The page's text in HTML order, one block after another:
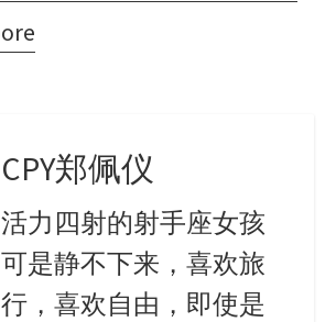
CPY郑佩仪
活力四射的射手座女孩
可是静不下来，喜欢旅
行，喜欢自由，即使是